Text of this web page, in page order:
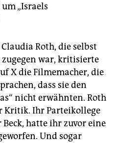
„Israels
Roth, die selbst
war, kritisierte
X die Filmemacher, die
dass sie den
nicht erwähnten. Roth
Kritik. Ihr Parteikollege
hatte ihr zuvor eine
Und sogar